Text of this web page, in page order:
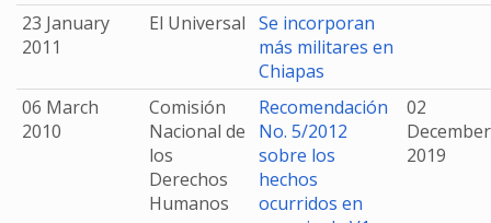
23 January
2011
El Universal Se incorporan
más militares en
Chiapas
06 March
2010
Comisión
Nacional de
los
Derechos
Humanos
Recomendación
No. 5/2012
sobre los
hechos
ocurridos en
02
December
2019